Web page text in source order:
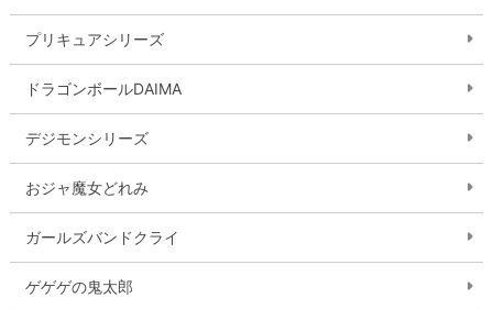
プリキュアシリーズ
ドラゴンボールDAIMA
デジモンシリーズ
おジャ魔女どれみ
ガールズバンドクライ
ゲゲゲの鬼太郎